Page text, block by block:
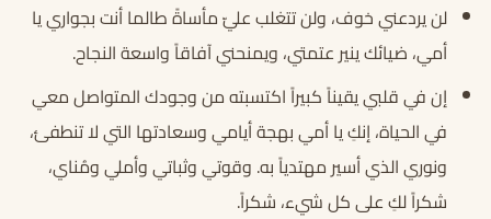
لن يردعني خوف، ولن تتغلب عليّ مأساةً طالما أنت بجواري يا
أمي، ضيائك ينير عتمتي، ويمنحني آفاقاً واسعة النجاح.
إن في قلبي يقيناً كبيراً اكتسبته من وجودك المتواصل معي
في الحياة، إنكِ يا أمي بهجة أيامي وسعادتها التي لا تنطفئ،
ونوري الذي أسير مهتدياً به. وقوتي وثباتي وأملي ومُناي،
شكراً لكِ على كل شيء، شكراً.